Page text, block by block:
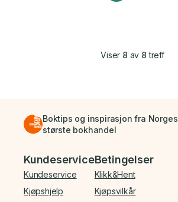
Viser 8 av 8 treff
Boktips og inspirasjon fra Norges
største bokhandel
Bunnmeny
Kundeservice
Kundeservice
Kjøpshjelp
Betingelser
Klikk&Hent
Kjøpsvilkår